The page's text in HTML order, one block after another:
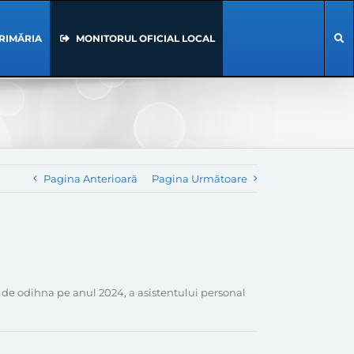
MONITORUL OFICIAL LOCAL
Pagina Anterioară Pagina Următoare
odihna pe anul 2024, a asistentului personal